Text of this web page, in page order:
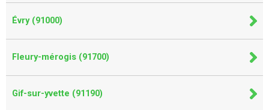
Évry (91000)
Fleury-mérogis (91700)
Gif-sur-yvette (91190)